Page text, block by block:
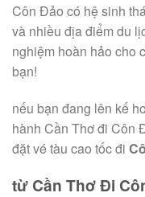
Côn Đảo có hệ sinh
và nhiều địa điểm du
nghiệm hoàn hảo cho
bạn!
nếu bạn đang lên kế
hành Cần Thơ đi Côn
đặt vé tàu cao tốc đi
từ Cần Thơ Đi